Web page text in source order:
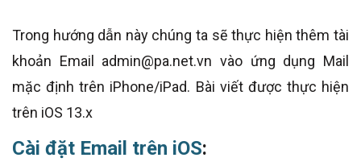
Trong hướng dẫn này chúng ta sẽ thực hiện thêm tài
khoản Email admin@pa.net.vn vào ứng dụng Mail
mặc định trên iPhone/iPad. Bài viết được thực hiện
trên iOS 13.x
Cài đặt Email trên iOS: